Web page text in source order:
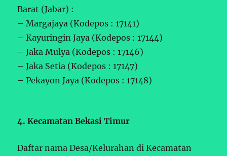
Barat (Jabar) :
– Margajaya (Kodepos : 17141)
– Kayuringin Jaya (Kodepos : 17144)
– Jaka Mulya (Kodepos : 17146)
– Jaka Setia (Kodepos : 17147)
– Pekayon Jaya (Kodepos : 17148)
4. Kecamatan Bekasi Timur
Daftar nama Desa/Kelurahan di Kecamatan